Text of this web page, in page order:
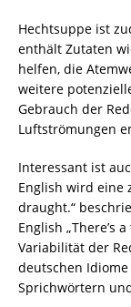
Hechtsuppe ist
enthält Zutaten
helfen, die
weitere
Gebrauch der
Luftströmungen
Interessant ist
English wird eine
draught.“
English „There’s
Variabilität der
deutschen
Sprichwörtern